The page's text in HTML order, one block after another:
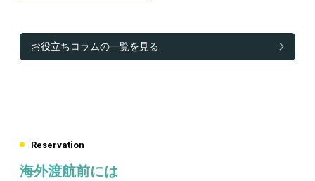
お役立ちコラムの一覧を見る
Reservation
海外渡航前には